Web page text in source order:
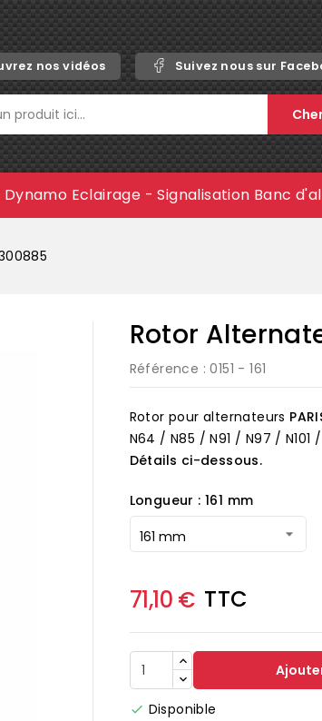
nos vidéos Suivez nous sur
Dynamo Eclairage - Signalisation Banc
Rotor
Référence : 0151 - 161
Rotor pour alternateurs
N64 / N85 / N91 / N97 / N101 /
Détails ci-dessous.
Longueur : 161 mm
71,10 € TTC
 Disponible